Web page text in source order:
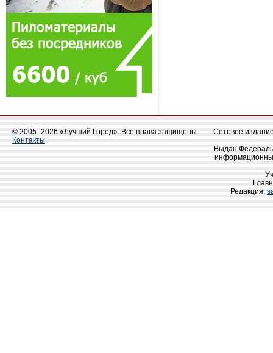
© 2005–2026 «Лучший Город». Все права защищены.
Контакты
Сетевое
Выдан
Редакция: